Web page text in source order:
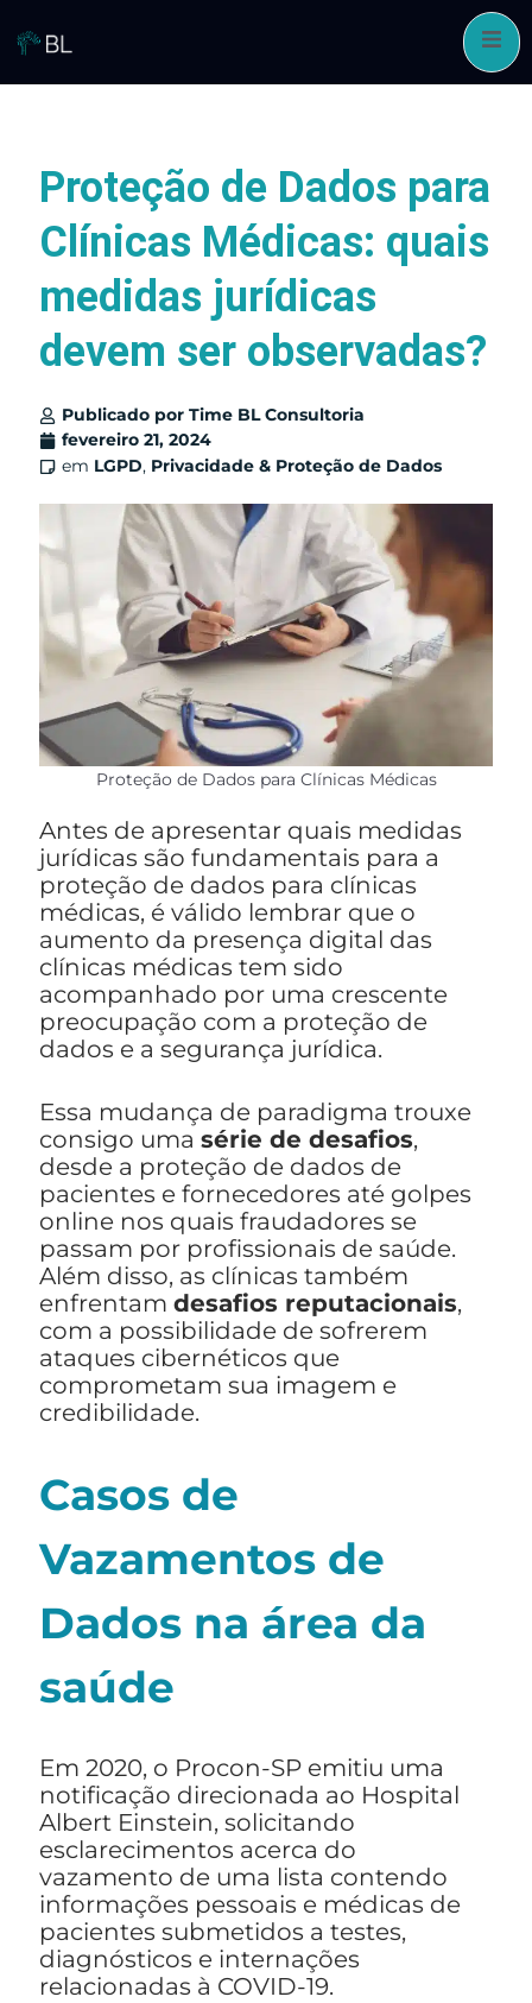
Pular
para
Proteção de Dados para
Clínicas Médicas: quais
medidas jurídicas
devem ser observadas?
Publicado por Time BL Consultoria
fevereiro 21, 2024
em LGPD, Privacidade & Proteção de Dados
Proteção de Dados para Clínicas Médicas
Antes de apresentar quais medidas
jurídicas são fundamentais para a
proteção de dados para clínicas
médicas, é válido lembrar que o
aumento da presença digital das
clínicas médicas tem sido
acompanhado por uma crescente
preocupação com a proteção de
dados e a segurança jurídica.
Essa mudança de paradigma trouxe
consigo uma série de desafios,
desde a proteção de dados de
pacientes e fornecedores até golpes
online nos quais fraudadores se
passam por profissionais de saúde.
Além disso, as clínicas também
enfrentam desafios reputacionais,
com a possibilidade de sofrerem
ataques cibernéticos que
comprometam sua imagem e
credibilidade.
Casos de
Vazamentos de
Dados na área da
saúde
Em 2020, o Procon-SP emitiu uma
notificação direcionada ao Hospital
Albert Einstein, solicitando
esclarecimentos acerca do
vazamento de uma lista contendo
informações pessoais e médicas de
pacientes submetidos a testes,
diagnósticos e internações
relacionadas à COVID-19.